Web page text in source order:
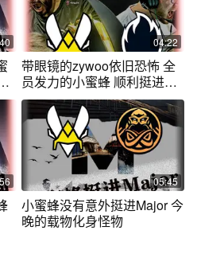
04:22
带眼镜的zywoo依旧恐怖 全
员发力的小蜜蜂 顺利挺进胜
者组#csgo
05:45
小蜜蜂没有意外挺进Major 今
晚的载物化身怪物